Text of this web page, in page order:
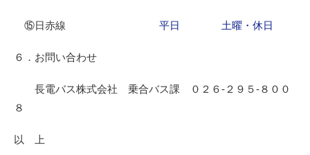
⑮日赤線 平日 土曜・休日
６．お問い合わせ
長電バス株式会社 乗合バス課 ０２６-２９５-８００
８
以 上